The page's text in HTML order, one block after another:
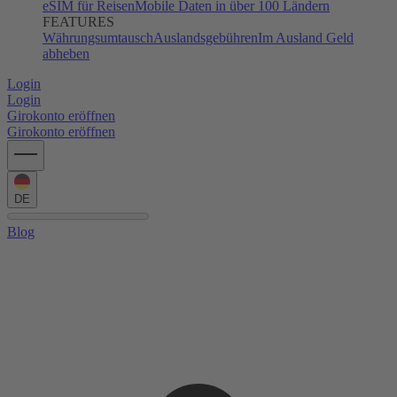
eSIM für ReisenMobile Daten in über 100 Ländern
FEATURES
WährungsumtauschAuslandsgebührenIm Ausland Geld
abheben
Login
Login
Girokonto eröffnen
Girokonto eröffnen
DE
Blog